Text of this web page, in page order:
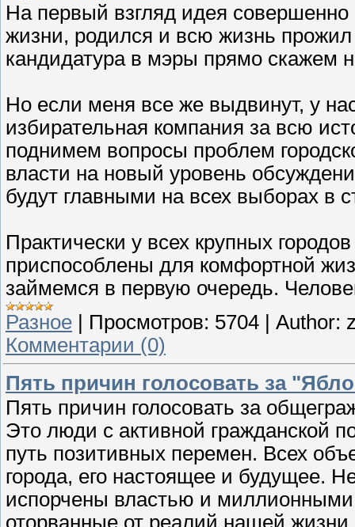
На первый взгляд идея
жизни, родился и всю жизнь
кандидатура в мэры прямо скажем
Но если меня все же выдвинут, у
избирательная компания за всю
поднимем вопросы проблем
власти на новый уровень
будут главными на всех выборах в
Практически у всех крупных
приспособлены для комфортной
займемся в первую очередь.
Разное
Просмотров: 5704 Author:
Комментарии (0)
Пять причин голосовать за
Пять причин голосовать за
Это люди с активной гражданской
путь позитивных перемен. Всех
города, его настоящее и будущее.
испорчены властью и
оторванные от реалий нашей жизни